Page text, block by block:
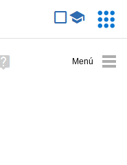
avanzada
Ayuda
(en